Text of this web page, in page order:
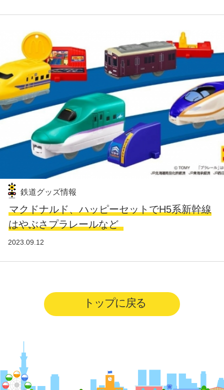
鉄道グッズ情報
マクドナルド、ハッピーセットでH5系新幹線
はやぶさプラレールなど
2023.09.12
トップに戻る